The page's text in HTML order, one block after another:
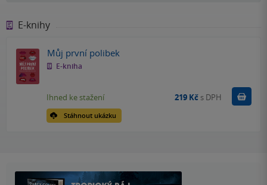
E-knihy
Můj první polibek
E-kniha
Stáhnout ukázku
Ihned ke stažení 219 Kč s DPH Koupit